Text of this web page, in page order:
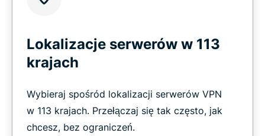
Lokalizacje serwerów w 113
krajach
Wybieraj spośród lokalizacji serwerów VPN
w 113 krajach. Przełączaj się tak często, jak
chcesz, bez ograniczeń.